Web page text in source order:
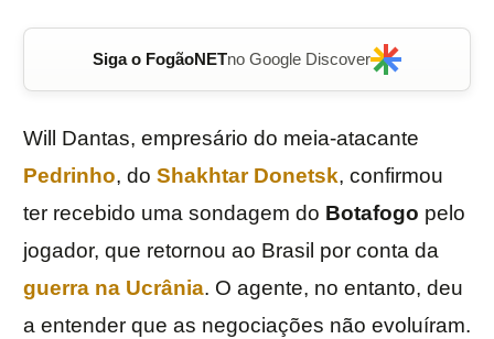
Siga o FogãoNETno Google Discover
Will Dantas, empresário do meia-atacante
Pedrinho, do Shakhtar Donetsk, confirmou
ter recebido uma sondagem do Botafogo pelo
jogador, que retornou ao Brasil por conta da
guerra na Ucrânia. O agente, no entanto, deu
a entender que as negociações não evoluíram.